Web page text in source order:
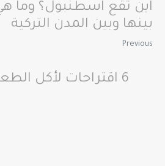
اين تقع اسطنبول؟ وما
بينها وبين المدن التركية
Previous
6 اقتراحات لأكل الطعام في اسطنبول